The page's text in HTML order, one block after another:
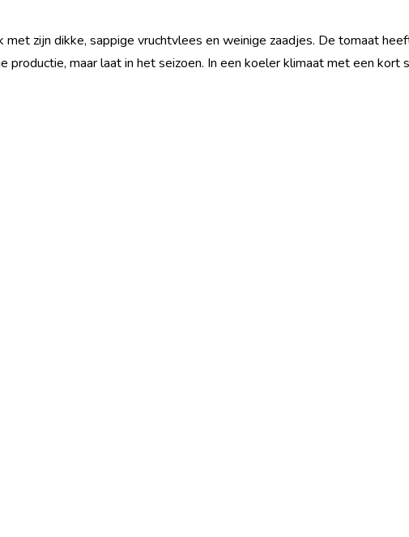
met zijn dikke, sappige vruchtvlees en weinige zaadjes. De tomaat
maar laat in het seizoen. In een koeler klimaat met een kort